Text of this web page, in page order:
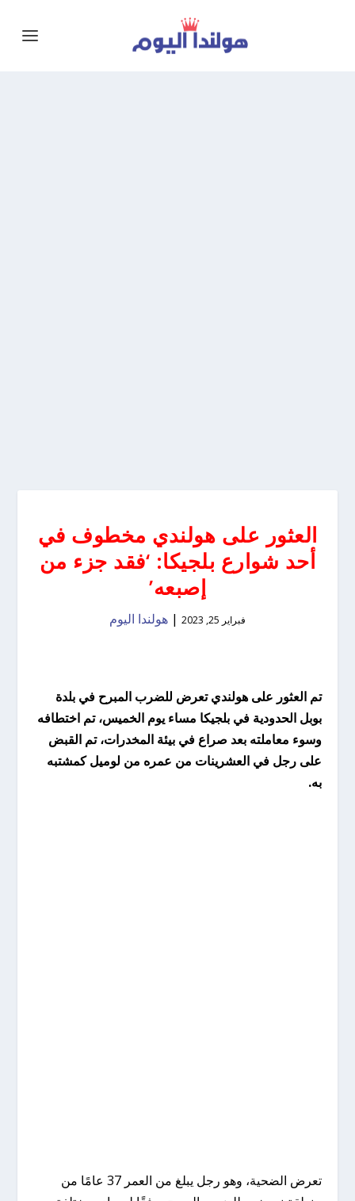
العثور على هولندي مخطوف في
أحد شوارع بلجيكا: ‘فقد جزء من
إصبعه’
فبراير 25, 2023 | هولندا اليوم
تم العثور على هولندي تعرض للضرب المبرح في بلدة
بوبل الحدودية في بلجيكا مساء يوم الخميس، تم اختطافه
وسوء معاملته بعد صراع في بيئة المخدرات، تم القبض
على رجل في العشرينات من عمره من لوميل كمشتبه
به.
تعرض الضحية، وهو رجل يبلغ من العمر 37 عامًا من